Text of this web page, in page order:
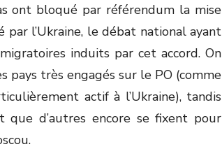
ont bloqué par référendum la mise
par l’Ukraine, le débat national ayant
induits par cet accord. On
pays très engagés sur le PO (comme
actif à l’Ukraine), tandis
que d’autres encore se fixent pour